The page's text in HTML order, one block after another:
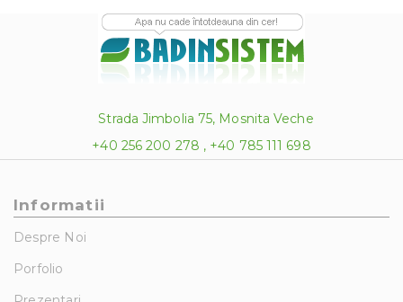
Strada Jimbolia 75, Mosnita Veche
+40 256 200 278 , +40 785 111 698
Informatii
Despre Noi
Porfolio